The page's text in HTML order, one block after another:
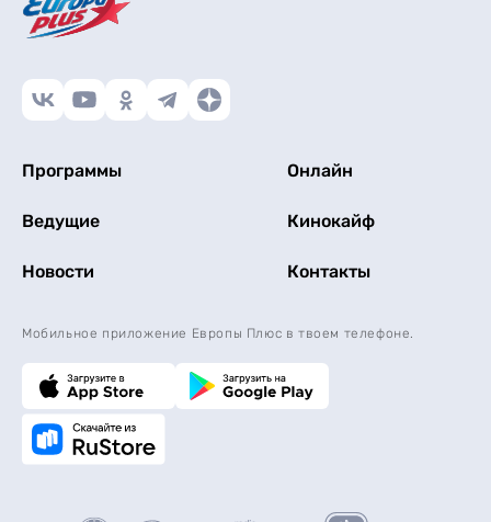
Программы Онлайн
Ведущие Кинокайф
Новости Контакты
Мобильное приложение Европы Плюс в твоем телефоне.